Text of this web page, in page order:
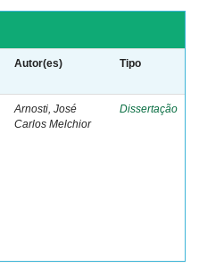
Autor(es) Tipo
Arnosti, José
Carlos Melchior
Dissertação